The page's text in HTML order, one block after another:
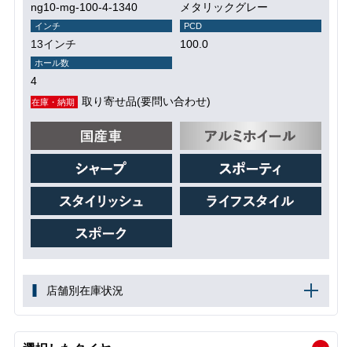
ng10-mg-100-4-1340 メタリックグレー
インチ
13インチ
PCD
100.0
ホール数
4
在庫・納期 取り寄せ品(要問い合わせ)
店舗別在庫状況